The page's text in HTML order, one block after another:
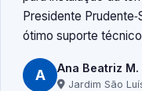
Presidente
ótimo suporte
A Ana Beatriz M.
Jardim São